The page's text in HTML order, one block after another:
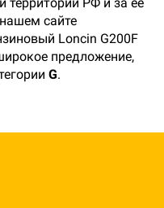
территории РФ и за ее
сайте
Loncin G200F
предложение,
G.